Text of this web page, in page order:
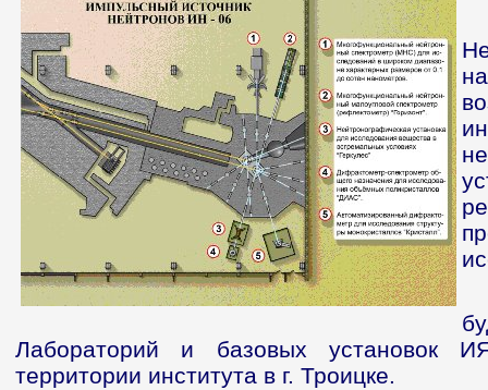
Лабораторий и базовых установок
территории института в г. Троицке.